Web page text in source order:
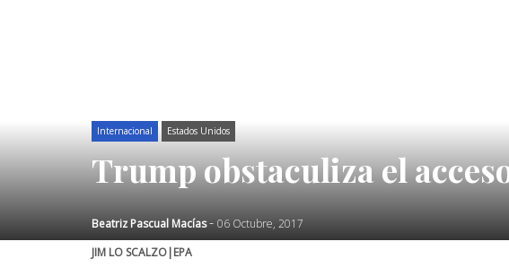
Internacional Estados Unidos
Trump obstaculiza el
Beatriz Pascual Macías- 06 Octubre, 2017
JIM LO SCALZO|EPA